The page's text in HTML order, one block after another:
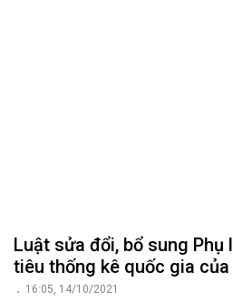
Luật sửa đổi, bổ sung Phụ
tiêu thống kê quốc gia
16:05, 14/10/2021